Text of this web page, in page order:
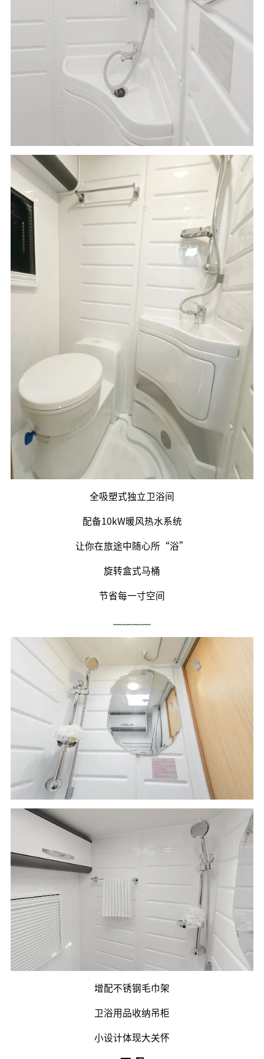
全吸塑式独立卫浴间
配备10kW暖风热水系统
让你在旅途中随心所“浴”
旋转盒式马桶
节省每一寸空间
增配不锈钢毛巾架
卫浴用品收纳吊柜
小设计体现大关怀